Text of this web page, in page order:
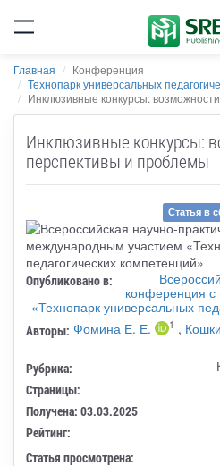
Главная
Конференция
Технопарк универсальных
Инклюзивные конкурсы:
Инклюзивные конкурсы:
перспективы и проблемы
Статья в
Опубликовано в:
конференция
«Технопарк универсальных
Авторы: Фомина Е. Е. 1 ,
Рубрика:
Страницы:
Получена: 03.03.2025
Рейтинг:
Статья просмотрена: